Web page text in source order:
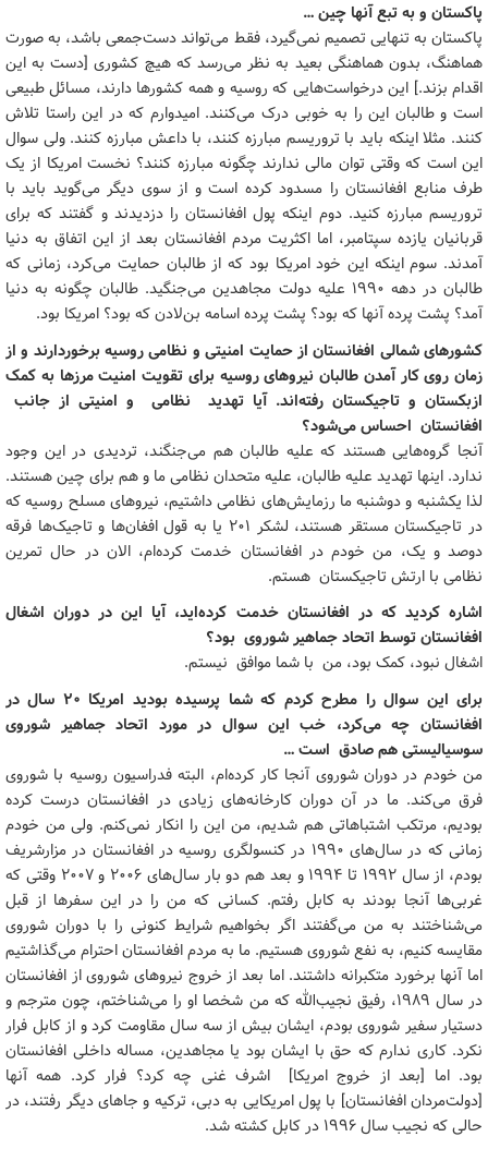
پاکستان و به تبع آنها چین …
پاکستان به تنهایی تصمیم نمی‌گیرد، فقط می‌تواند دست‌جمعی باشد، به صورت
هماهنگ، بدون هماهنگی بعید به نظر می‌رسد که هیچ کشوری [دست به این
اقدام بزند.] این درخواست‌هایی که روسیه و همه کشورها دارند، مسائل طبیعی
است و طالبان این را به خوبی درک می‌کنند. امیدوارم که در این راستا تلاش
کنند. مثلا اینکه باید با تروریسم مبارزه کنند، با داعش مبارزه کنند. ولی سوال
این است که وقتی توان مالی ندارند چگونه مبارزه کنند؟ نخست امریکا از یک
طرف منابع افغانستان را مسدود کرده است و از سوی دیگر می‌گوید باید با
تروریسم مبارزه کنید. دوم اینکه پول افغانستان را دزدیدند و گفتند که برای
قربانیان یازده سپتامبر، اما اکثریت مردم افغانستان بعد از این اتفاق به دنیا
آمدند. سوم اینکه این خود امریکا بود که از طالبان حمایت می‌کرد، زمانی که
طالبان در دهه ۱۹۹۰ علیه دولت مجاهدین می‌جنگید. طالبان چگونه به دنیا
آمد؟ پشت پرده آنها که بود؟ پشت پرده اسامه بن‌لادن که بود؟ امریکا بود.
کشورهای شمالی افغانستان از حمایت امنیتی و نظامی روسیه برخوردارند و از
زمان روی کار آمدن طالبان نیروهای روسیه برای تقویت امنیت مرزها به کمک
ازبکستان و تاجیکستان رفته‌اند. آیا تهدید نظامی و امنیتی از جانب
افغانستان احساس می‌شود؟
آنجا گروه‌هایی هستند که علیه طالبان هم می‌جنگند، تردیدی در این وجود
ندارد. اینها تهدید علیه طالبان، علیه متحدان نظامی ما و هم برای چین هستند.
لذا یکشنبه و دوشنبه ما رزمایش‌های نظامی داشتیم، نیروهای مسلح روسیه که
در تاجیکستان مستقر هستند، لشکر ۲۰۱ یا به قول افغان‌ها و تاجیک‌ها فرقه
دوصد و یک، من خودم در افغانستان خدمت کرده‌ام، الان در حال تمرین
نظامی با ارتش تاجیکستان هستم.
اشاره کردید که در افغانستان خدمت کرده‌اید، آیا این در دوران اشغال
افغانستان توسط اتحاد جماهیر شوروی بود؟
اشغال نبود، کمک بود، من با شما موافق نیستم.
برای این سوال را مطرح کردم که شما پرسیده‌ بودید امریکا ۲۰ سال در
افغانستان چه می‌کرد، خب این سوال در مورد اتحاد جماهیر شوروی
سوسیالیستی هم صادق است …
من خودم در دوران شوروی آنجا کار کرده‌ام، البته فدراسیون روسیه با شوروی
فرق می‌کند. ما در آن دوران کارخانه‌های زیادی در افغانستان درست کرده‌
بودیم، مرتکب اشتباهاتی هم شدیم، من این را انکار نمی‌کنم. ولی من خودم
زمانی که در سال‌های ۱۹۹۰ در کنسولگری روسیه در افغانستان در مزارشریف
بودم، از سال ۱۹۹۲ تا ۱۹۹۴ و بعد هم دو بار سال‌های ۲۰۰۶ و ۲۰۰۷ وقتی که
غربی‌ها آنجا بودند به کابل رفتم. کسانی که من را در این سفرها از قبل
می‌شناختند به من می‌گفتند اگر بخواهیم شرایط کنونی را با دوران شوروی
مقایسه کنیم، به نفع شوروی هستیم. ما به مردم افغانستان احترام می‌گذاشتیم
اما آنها برخورد متکبرانه داشتند. اما بعد از خروج نیروهای شوروی از افغانستان
در سال ۱۹۸۹، رفیق نجیب‌الله که من شخصا او را می‌شناختم، چون مترجم و
دستیار سفیر شوروی بودم، ایشان بیش از سه سال مقاومت کرد و از کابل فرار
نکرد. کاری ندارم که حق با ایشان بود یا مجاهدین، مساله داخلی افغانستان
بود. اما [بعد از خروج امریکا] اشرف غنی چه کرد؟ فرار کرد. همه آنها
[دولت‌مردان افغانستان] با پول امریکایی به دبی، ترکیه و جاهای دیگر رفتند، در
حالی که نجیب سال ۱۹۹۶ در کابل کشته ‌شد.